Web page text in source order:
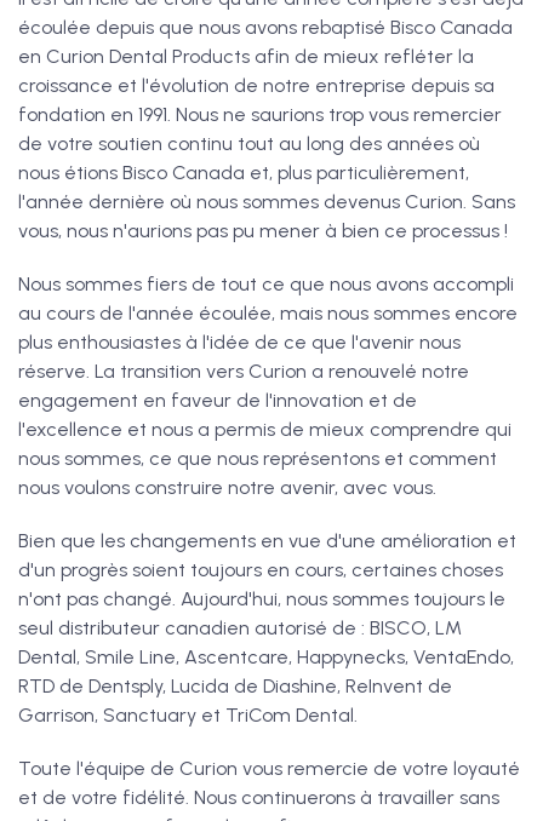
écoulée depuis que nous avons rebaptisé Bisco Canada
en Curion Dental Products afin de mieux refléter la
croissance et l'évolution de notre entreprise depuis sa
fondation en 1991. Nous ne saurions trop vous remercier
de votre soutien continu tout au long des années où
nous étions Bisco Canada et, plus particulièrement,
l'année dernière où nous sommes devenus Curion. Sans
vous, nous n'aurions pas pu mener à bien ce processus !
Nous sommes fiers de tout ce que nous avons accompli
au cours de l'année écoulée, mais nous sommes encore
plus enthousiastes à l'idée de ce que l'avenir nous
réserve. La transition vers Curion a renouvelé notre
engagement en faveur de l'innovation et de
l'excellence et nous a permis de mieux comprendre qui
nous sommes, ce que nous représentons et comment
nous voulons construire notre avenir, avec vous.
Bien que les changements en vue d'une amélioration et
d'un progrès soient toujours en cours, certaines choses
n'ont pas changé. Aujourd'hui, nous sommes toujours le
seul distributeur canadien autorisé de : BISCO, LM
Dental, Smile Line, Ascentcare, Happynecks, VentaEndo,
RTD de Dentsply, Lucida de Diashine, ReInvent de
Garrison, Sanctuary et TriCom Dental.
Toute l'équipe de Curion vous remercie de votre loyauté
et de votre fidélité. Nous continuerons à travailler sans